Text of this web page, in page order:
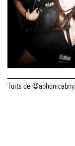
Tuits de @aphonicabny